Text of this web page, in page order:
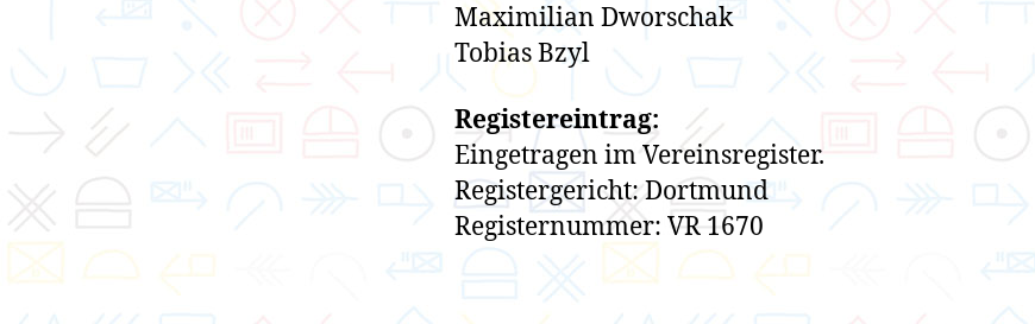
Maximilian Dworschak
Tobias Bzyl
Registereintrag:
Eingetragen im Vereinsregister.
Registergericht: Dortmund
Registernummer: VR 1670